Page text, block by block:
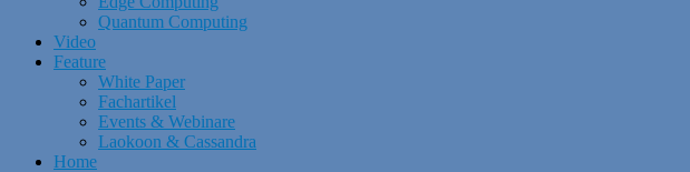
Quantum Computing
Video
Feature
White Paper
Fachartikel
Events & Webinare
Laokoon & Cassandra
Home